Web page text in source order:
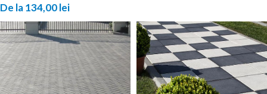
De la134,00lei